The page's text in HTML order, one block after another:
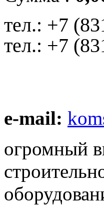
тел.: +7
тел.: +7
e-mail:
огромный